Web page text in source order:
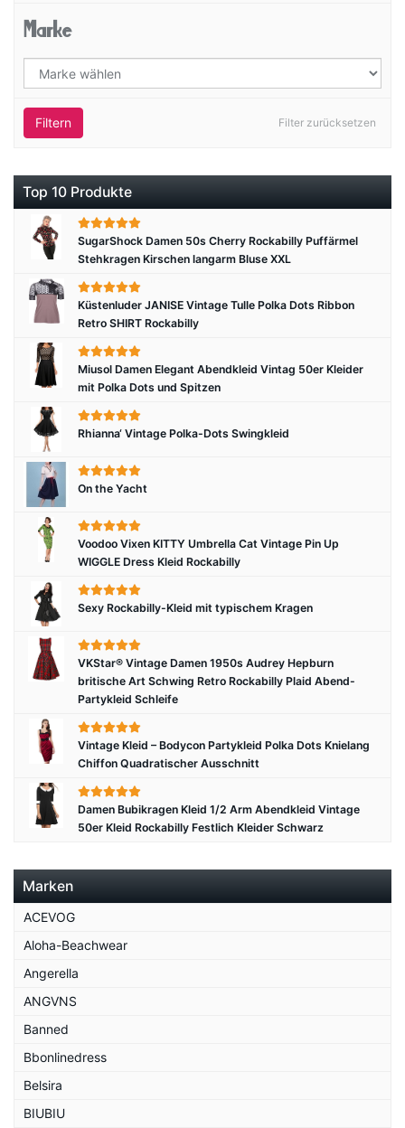
Marke
Filter zurücksetzen
Filtern
Top 10 Produkte
SugarShock Damen 50s Cherry Rockabilly Puffärmel
Stehkragen Kirschen langarm Bluse XXL
Küstenluder JANISE Vintage Tulle Polka Dots Ribbon
Retro SHIRT Rockabilly
Miusol Damen Elegant Abendkleid Vintag 50er Kleider
mit Polka Dots und Spitzen
Rhianna‘ Vintage Polka-Dots Swingkleid
On the Yacht
Voodoo Vixen KITTY Umbrella Cat Vintage Pin Up
WIGGLE Dress Kleid Rockabilly
Sexy Rockabilly-Kleid mit typischem Kragen
VKStar® Vintage Damen 1950s Audrey Hepburn
britische Art Schwing Retro Rockabilly Plaid Abend-
Partykleid Schleife
Vintage Kleid – Bodycon Partykleid Polka Dots Knielang
Chiffon Quadratischer Ausschnitt
Damen Bubikragen Kleid 1/2 Arm Abendkleid Vintage
50er Kleid Rockabilly Festlich Kleider Schwarz
Marken
ACEVOG
Aloha-Beachwear
Angerella
ANGVNS
Banned
Bbonlinedress
Belsira
BIUBIU